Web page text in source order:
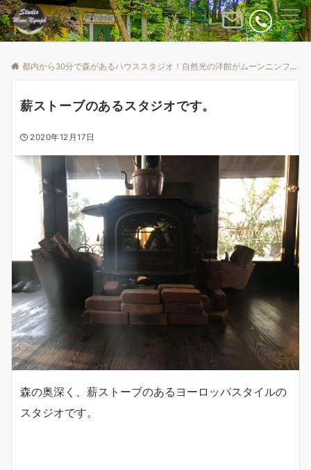
Menu
都内から30分で森があるハウススタジオ！自然光の洋館がムーンニンフ
薪ストーブのあるスタジオです。
2020年12月17日
森の奥深く、薪ストーブのあるヨーロッパスタイルの
スタジオです。